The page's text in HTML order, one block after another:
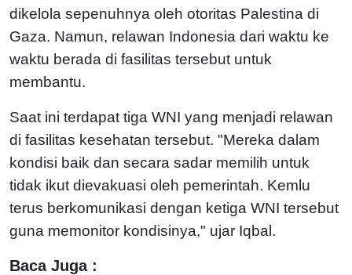
dikelola sepenuhnya oleh otoritas Palestina di
Gaza. Namun, relawan Indonesia dari waktu ke
waktu berada di fasilitas tersebut untuk
membantu.
Saat ini terdapat tiga WNI yang menjadi relawan
di fasilitas kesehatan tersebut. "Mereka dalam
kondisi baik dan secara sadar memilih untuk
tidak ikut dievakuasi oleh pemerintah. Kemlu
terus berkomunikasi dengan ketiga WNI tersebut
guna memonitor kondisinya," ujar Iqbal.
Baca Juga :